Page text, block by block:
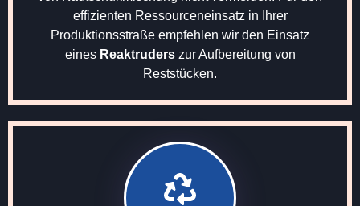
effizienten Ressourceneinsatz in Ihrer
Produktionsstraße empfehlen wir den Einsatz
eines Reaktruderszur Aufbereitung von
Reststücken.